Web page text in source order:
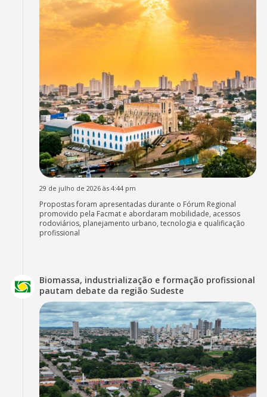
29 de julho de 2026 às 4:44 pm
Propostas foram apresentadas durante o Fórum Regional
promovido pela Facmat e abordaram mobilidade, acessos
rodoviários, planejamento urbano, tecnologia e qualificação
profissional
Biomassa, industrialização e formação profissional
pautam debate da região Sudeste